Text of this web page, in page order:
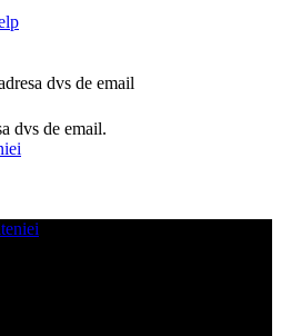
dvs de email
dvs de email.